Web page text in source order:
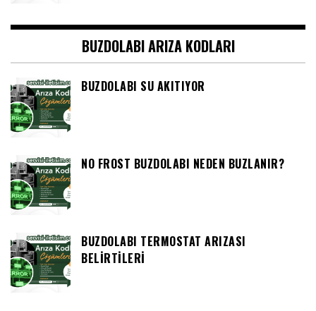
BUZDOLABI ARIZA KODLARI
BUZDOLABI SU AKITIYOR
NO FROST BUZDOLABI NEDEN BUZLANIR?
BUZDOLABI TERMOSTAT ARIZASI
BELIRTILERI